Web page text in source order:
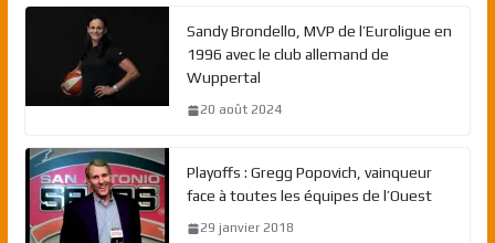
Sandy Brondello, MVP de l’Euroligue en
1996 avec le club allemand de
Wuppertal
20 août 2024
Playoffs : Gregg Popovich, vainqueur
face à toutes les équipes de l’Ouest
29 janvier 2018